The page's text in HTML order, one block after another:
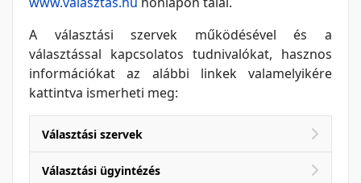
A választási szervek működésével és a
választással kapcsolatos tudnivalókat, hasznos
információkat az alábbi linkek valamelyikére
kattintva ismerheti meg:
Választási szervek
Választási ügyintézés